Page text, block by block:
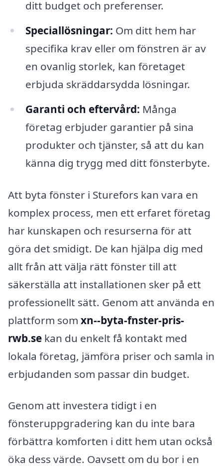
ditt budget och preferenser.
Speciallösningar: Om ditt hem har
specifika krav eller om fönstren är av
en ovanlig storlek, kan företaget
erbjuda skräddarsydda lösningar.
Garanti och eftervård: Många
företag erbjuder garantier på sina
produkter och tjänster, så att du kan
känna dig trygg med ditt fönsterbyte.
Att byta fönster i Sturefors kan vara en
komplex process, men ett erfaret företag
har kunskapen och resurserna för att
göra det smidigt. De kan hjälpa dig med
allt från att välja rätt fönster till att
säkerställa att installationen sker på ett
professionellt sätt. Genom att använda en
plattform som xn--byta-fnster-pris-
rwb.se kan du enkelt få kontakt med
lokala företag, jämföra priser och samla in
erbjudanden som passar din budget.
Genom att investera tidigt i en
fönsteruppgradering kan du inte bara
förbättra komforten i ditt hem utan också
öka dess värde. Oavsett om du bor i en